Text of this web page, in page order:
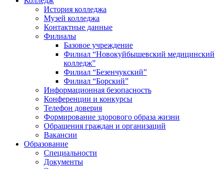
История колледжа
Музей колледжа
Контактные данные
Филиалы
Базовое учреждение
Филиал “Новокуйбышевский медицинский
колледж”
Филиал “Безенчукский”
Филиал “Борский”
Информационная безопасность
Конференции и конкурсы
Телефон доверия
Формирование здорового образа жизни
Обращения граждан и организаций
Вакансии
Образование
Специальности
Документы